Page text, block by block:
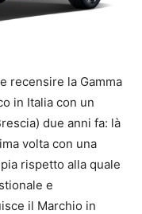
recensire la Gamma
in Italia con un
due anni fa: là
volta con una
rispetto alla quale
e
il Marchio in